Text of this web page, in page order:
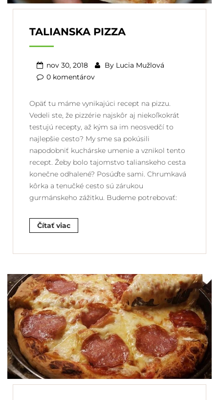
TALIANSKA PIZZA
nov 30, 2018 By Lucia Mužlová
0 komentárov
Opäť tu máme vynikajúci recept na pizzu.
Vedeli ste, že pizzérie najskôr aj niekoľkokrát
testujú recepty, až kým sa im neosvedčí to
najlepšie cesto? My sme sa pokúsili
napodobniť kuchárske umenie a vznikol tento
recept. Žeby bolo tajomstvo talianskeho cesta
konečne odhalené? Posúďte sami. Chrumkavá
kôrka a tenučké cesto sú zárukou
gurmánskeho zážitku. Budeme potrebovať:
Čítať viac